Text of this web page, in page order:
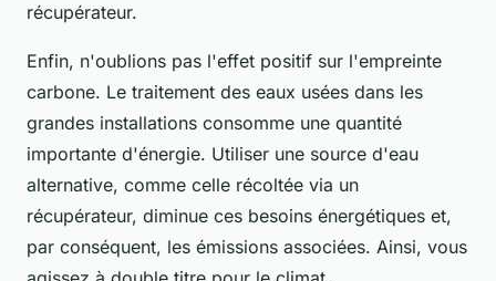
récupérateur.
Enfin, n'oublions pas l'effet positif sur l'empreinte
carbone. Le traitement des eaux usées dans les
grandes installations consomme une quantité
importante d'énergie. Utiliser une source d'eau
alternative, comme celle récoltée via un
récupérateur, diminue ces besoins énergétiques et,
par conséquent, les émissions associées. Ainsi, vous